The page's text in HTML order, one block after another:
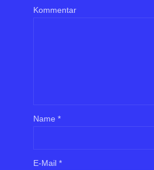
Kommentar
Name *
E-Mail *